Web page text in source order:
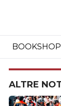
BOOKSHOP
ALTRE